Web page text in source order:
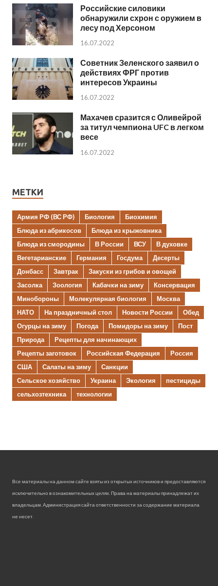
Российские силовики
обнаружили схрон с оружием в
лесу под Херсоном
16.07.2022
Советник Зеленского заявил о
действиях ФРГ против
интересов Украины
16.07.2022
Махачев сразится с Оливейрой
за титул чемпиона UFC в легком
весе
16.07.2022
МЕТКИ
Армия РФ (ВС РФ) Биология
Биохимия
Блюда из абрикосов
Блюда из крыжовника
Блюда из смородины
В России ВСУ
В духовке
Вегетарианские
Германия Госдума
Десерты
Донбасс
Завтрак
Закуски из грибов и овощей
Засолка
Зоология Кабачки на зиму
Консервация
Минобороны
Молекулярная биология
Москва
НАТО
На праздничный стол Новости России
Обед
Огурцы на зиму
Погода Помидоры на зиму
Пост
Природа
Рецепты для начинающих
Рецепты заготовок
Российская Федерация
Россия
США
Салаты на зиму
Санкции
Сельское хозяйство
Украина Экология
пестициды
сельхозтехника
технологии
Все материалы на данном сайте взяты из открытых источников и предоставляются
исключительно в ознакомительных целях. Права на материалы принадлежат их
владельцам. Администрация сайта ответственности за содержание материала
не несет.